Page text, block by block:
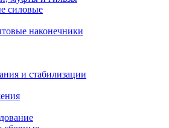
силовые
наконечники
и стабилизации